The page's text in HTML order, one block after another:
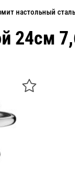
настольный
24см